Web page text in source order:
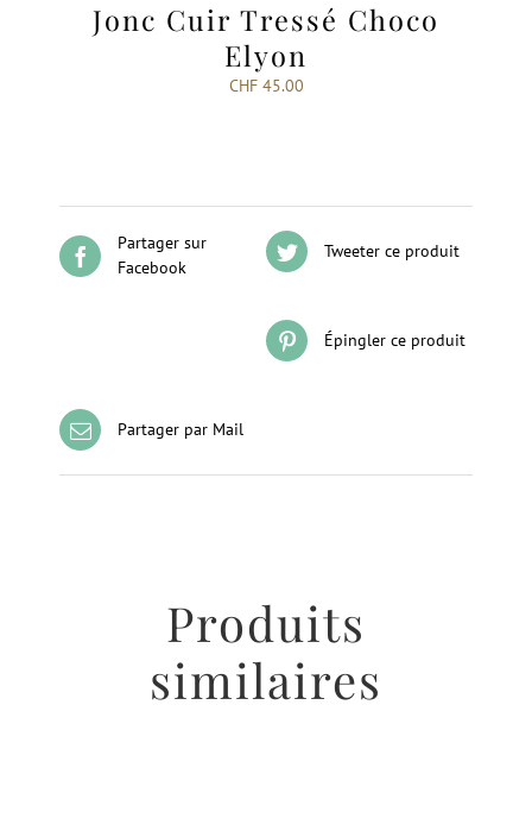
Jonc Cuir Tressé Choco
Elyon
CHF45.00
Partager sur
Facebook
Tweeter ce produit
Épingler ce produit
Partager par Mail
Produits
similaires